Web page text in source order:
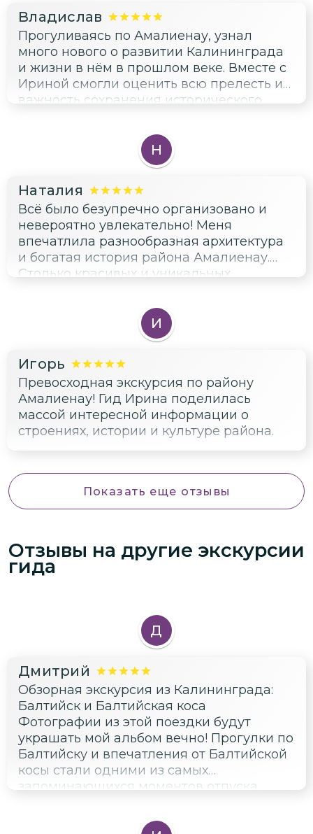
обогащает внутренний мир!
Владислав
Прогуливаясь по Амалиенау, узнал
много нового о развитии Калининграда
и жизни в нём в прошлом веке. Вместе с
Ириной смогли оценить всю прелесть и
важность сохранения исторического
Н
Наталия
Всё было безупречно организовано и
невероятно увлекательно! Меня
впечатлила разнообразная архитектура
и богатая история района Амалиенау.
Столько красивых и уникальных
века, просто невообразимо. Гид Ирина
раскрыла секреты района и сделала
экскурсию комфортной и приятной.
И
Игорь
Превосходная экскурсия по району
Амалиенау! Гид Ирина поделилась
массой интересной информации о
строениях, истории и культуре района.
Показать еще отзывы
Отзывы на другие экскурсии
гида
Д
Дмитрий
Обзорная экскурсия из Калининграда:
Балтийск и Балтийская коса
Фотографии из этой поездки будут
украшать мой альбом вечно! Прогулки по
Балтийску и впечатления от Балтийской
косы стали одними из самых
запоминающихся моментов отпуска.
пейзажей и интересная история —